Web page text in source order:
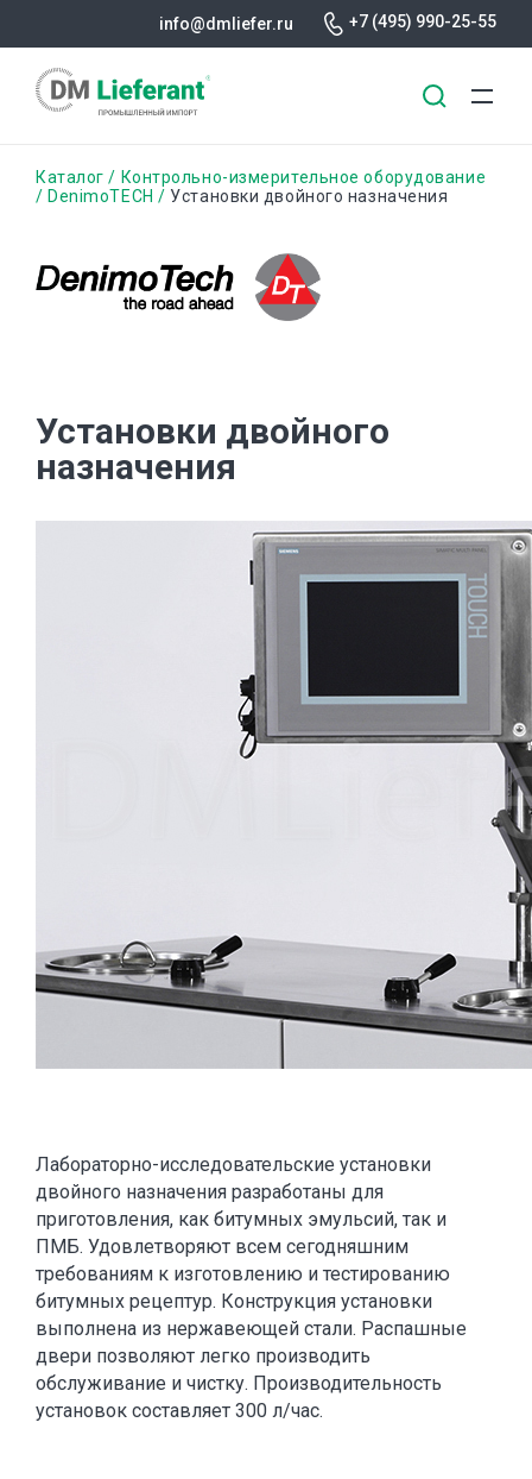
info@dmliefer.ru +7 (495) 990-25-55
Строка
Каталог
Контрольно-измерительное оборудование
DenimoTECH
Установки двойного назначения
Установки двойного
назначения
Лабораторно-исследовательские установки
двойного назначения разработаны для
приготовления, как битумных эмульсий, так и
ПМБ. Удовлетворяют всем сегодняшним
требованиям к изготовлению и тестированию
битумных рецептур. Конструкция установки
выполнена из нержавеющей стали. Распашные
двери позволяют легко производить
обслуживание и чистку. Производительность
установок составляет 300 л/час.